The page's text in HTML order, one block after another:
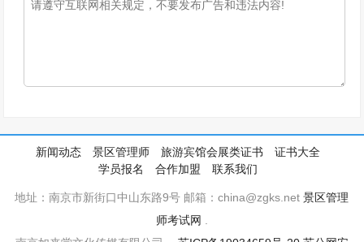
新闻动态 景区管理师 旅游宾馆会展类证书
证书大全
学员报名
合作加盟 联系我们
地址：南京市新街口中山东路9号 邮箱：china@zgks.net景区管理
师考试网